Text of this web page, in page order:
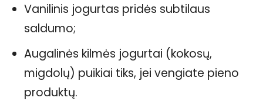
Vanilinis jogurtas pridės subtilaus
saldumo;
Augalinės kilmės jogurtai (kokosų,
migdolų) puikiai tiks, jei vengiate pieno
produktų.